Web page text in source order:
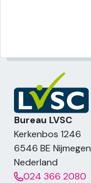
Bureau LVSC
Kerkenbos 1246
6546 BE Nijmegen
Nederland
024 366 2080